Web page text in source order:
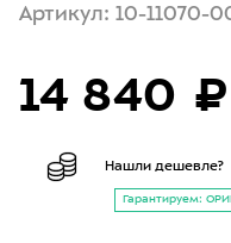
Артикул: 10-11070-
14 840 ₽
Нашли дешевле?
Гарантируем: